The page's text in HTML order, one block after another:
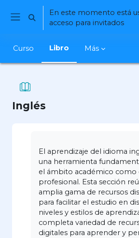
Salta al contenido principal
Panel lateral
Selector de búsqueda de
En este momento está
acceso para invitados
Curso Libro Más
Inglés
El aprendizaje del idioma
una herramienta
el ámbito académico como
profesional. Esta sección
amplia gama de recursos
para facilitar el estudio en
niveles y estilos de
completa variedad de
digitales para aprender y